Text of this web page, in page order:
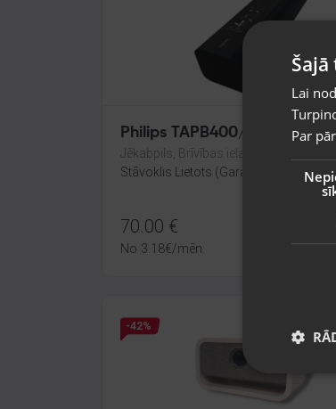
Philips TAPB400/10
Jēkabpils, Brīvības iela 146
Stāvoklis Lietots (Garantija 6 mēneši)
70.00 €
No 3.18€/mēn.
-42%
Lai
Par